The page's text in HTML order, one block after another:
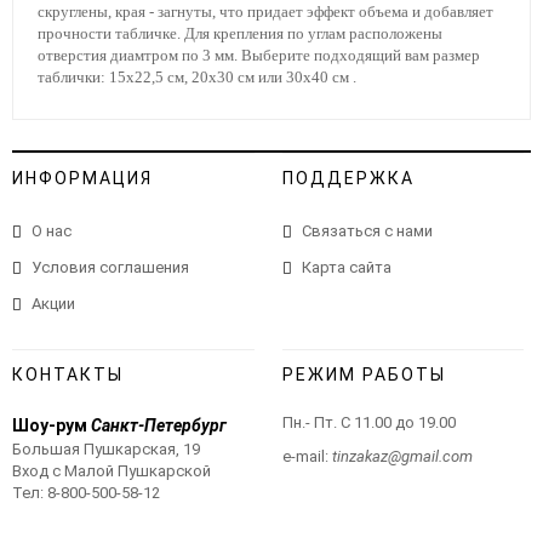
скруглены, края - загнуты, что придает эффект объема и добавляет
прочности табличке. Для крепления по углам расположены
отверстия диамтром по 3 мм. Выберите подходящий вам размер
таблички: 15х22,5 см, 20х30 см или 30х40 см .
ИНФОРМАЦИЯ
О нас
Условия соглашения
Акции
ПОДДЕРЖКА
Связаться с нами
Карта сайта
КОНТАКТЫ
Шоу-рум Санкт-Петербург
Большая Пушкарская, 19
Вход с Малой Пушкарской
Тел: 8-800-500-58-12
РЕЖИМ РАБОТЫ
Пн.- Пт. С 11.00 до 19.00
e-mail: tinzakaz@gmail.com